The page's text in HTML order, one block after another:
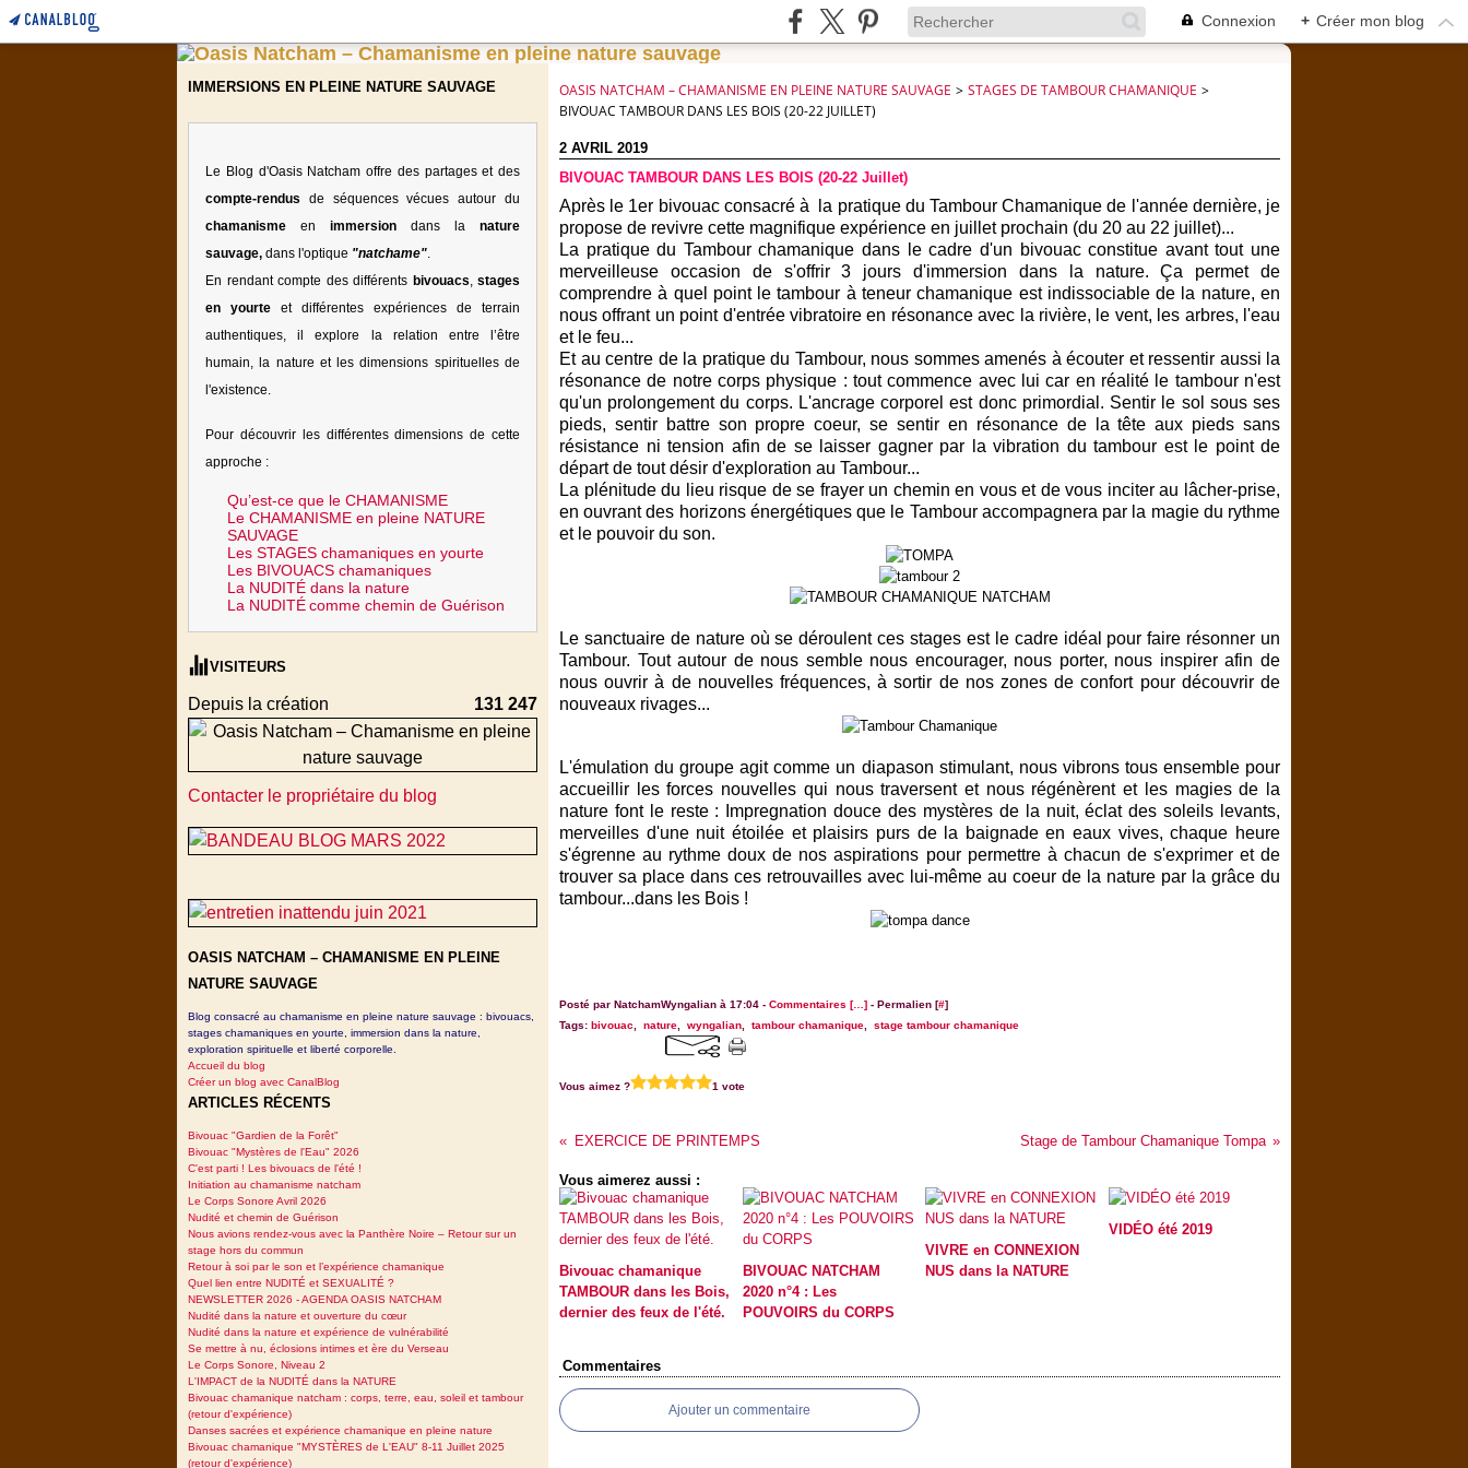
Connexion + Créer mon blog
IMMERSIONS EN PLEINE NATURE SAUVAGE
Le Blog d'Oasis Natcham offre des partages et des
compte-rendus de séquences vécues autour du
chamanisme en immersion dans la nature
sauvage, dans l'optique "natchame".
En rendant compte des différents bivouacs, stages
en yourte et différentes expériences de terrain
authentiques, il explore la relation entre l’être
humain, la nature et les dimensions spirituelles de
l'existence.
Pour découvrir les différentes dimensions de cette
approche :
Qu’est-ce que le CHAMANISME
Le CHAMANISME en pleine NATURE
SAUVAGE
Les STAGES chamaniques en yourte
Les BIVOUACS chamaniques
La NUDITÉ dans la nature
La NUDITÉcomme chemin de Guérison
VISITEURS
Depuis la création 131 247
Contacter le propriétaire du blog
OASIS NATCHAM – CHAMANISME EN PLEINE
NATURE SAUVAGE
Blog consacré au chamanisme en pleine nature sauvage : bivouacs,
stages chamaniques en yourte, immersion dans la nature,
exploration spirituelle et liberté corporelle.
Accueil du blog
Créer un blog avec CanalBlog
ARTICLES RÉCENTS
Bivouac "Gardien de la Forêt"
Bivouac "Mystères de l'Eau" 2026
C'est parti ! Les bivouacs de l'été !
Initiation au chamanisme natcham
Le Corps Sonore Avril 2026
Nudité et chemin de Guérison
Nous avions rendez-vous avec la Panthère Noire – Retour sur un
stage hors du commun
Retour à soi par le son et l’expérience chamanique
Quel lien entre NUDITÉ et SEXUALITÉ ?
NEWSLETTER 2026 - AGENDA OASIS NATCHAM
Nudité dans la nature et ouverture du cœur
Nudité dans la nature et expérience de vulnérabilité
Se mettre à nu, éclosions intimes et ère du Verseau
Le Corps Sonore, Niveau 2
L'IMPACT de la NUDITÉ dans la NATURE
Bivouac chamanique natcham : corps, terre, eau, soleil et tambour
(retour d'expérience)
Danses sacrées et expérience chamanique en pleine nature
Bivouac chamanique "MYSTÈRES de L'EAU" 8-11 Juillet 2025
(retour d'expérience)
OASIS NATCHAM – CHAMANISME EN PLEINE NATURE SAUVAGE > STAGES DE TAMBOUR CHAMANIQUE >
BIVOUAC TAMBOUR DANS LES BOIS (20-22 JUILLET)
2 AVRIL 2019
BIVOUAC TAMBOUR DANS LES BOIS (20-22 Juillet)
Après le 1er bivouac consacré à la pratique du Tambour Chamanique de l'année dernière, je
propose de revivre cette magnifique expérience en juillet prochain (du 20 au 22 juillet)...
La pratique du Tambour chamanique dans le cadre d'un bivouac constitue avant tout une
merveilleuse occasion de s'offrir 3 jours d'immersion dans la nature. Ça permet de
comprendre à quel point le tambour à teneur chamanique est indissociable de la nature, en
nous offrant un point d'entrée vibratoire en résonance avec la rivière, le vent, les arbres, l'eau
et le feu...
Et au centre de la pratique du Tambour, nous sommes amenés à écouter et ressentir aussi la
résonance de notre corps physique : tout commence avec lui car en réalité le tambour n'est
qu'un prolongement du corps. L'ancrage corporel est donc primordial. Sentir le sol sous ses
pieds, sentir battre son propre coeur, se sentir en résonance de la tête aux pieds sans
résistance ni tension afin de se laisser gagner par la vibration du tambour est le point de
départ de tout désir d'exploration au Tambour...
La plénitude du lieu risque de se frayer un chemin en vous et de vous inciter au lâcher-prise,
en ouvrant des horizons énergétiques que le Tambour accompagnera par la magie du rythme
et le pouvoir du son.
Le sanctuaire de nature où se déroulent ces stages est le cadre idéal pour faire résonner un
Tambour. Tout autour de nous semble nous encourager, nous porter, nous inspirer afin de
nous ouvrir à de nouvelles fréquences, à sortir de nos zones de confort pour découvrir de
nouveaux rivages...
L'émulation du groupe agit comme un diapason stimulant, nous vibrons tous ensemble pour
accueillir les forces nouvelles qui nous traversent et nous régénèrent et les magies de la
nature font le reste : Impregnation douce des mystères de la nuit, éclat des soleils levants,
merveilles d'une nuit étoilée et plaisirs purs de la baignade en eaux vives, chaque heure
s'égrenne au rythme doux de nos aspirations pour permettre à chacun de s'exprimer et de
trouver sa place dans ces retrouvailles avec lui-même au coeur de la nature par la grâce du
tambour...dans les Bois !
Posté par NatchamWyngalian à 17:04 - Commentaires [… ] - Permalien [#]
Tags: bivouac nature wyngalian tambour chamanique stage tambour chamanique
Vous aimez ? 1 vote
EXERCICE DE PRINTEMPS Stage de Tambour Chamanique Tompa
Vous aimerez aussi :
Bivouac chamanique
TAMBOUR dans les Bois,
dernier des feux de l'été.
BIVOUAC NATCHAM
2020 n°4 : Les
POUVOIRS du CORPS
VIVRE en CONNEXION
NUS dans la NATURE
VIDÉO été 2019
Commentaires
Ajouter un commentaire